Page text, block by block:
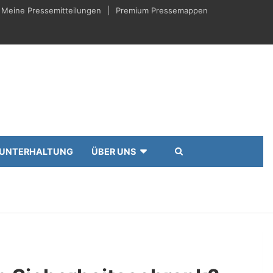
Meine Pressemitteilungen Premium Pressemappen
UNTERHALTUNG ÜBER UNS